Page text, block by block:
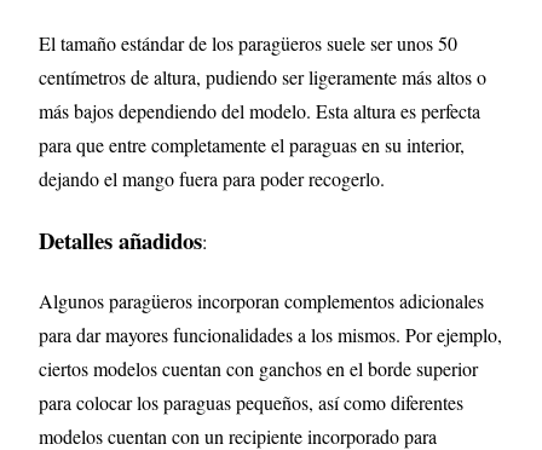
El tamaño estándar de los paragüeros suele ser unos 50
centímetros de altura, pudiendo ser ligeramente más altos o
más bajos dependiendo del modelo. Esta altura es perfecta
para que entre completamente el paraguas en su interior,
dejando el mango fuera para poder recogerlo.
Detalles añadidos:
Algunos paragüeros incorporan complementos adicionales
para dar mayores funcionalidades a los mismos. Por ejemplo,
ciertos modelos cuentan con ganchos en el borde superior
para colocar los paraguas pequeños, así como diferentes
modelos cuentan con un recipiente incorporado para